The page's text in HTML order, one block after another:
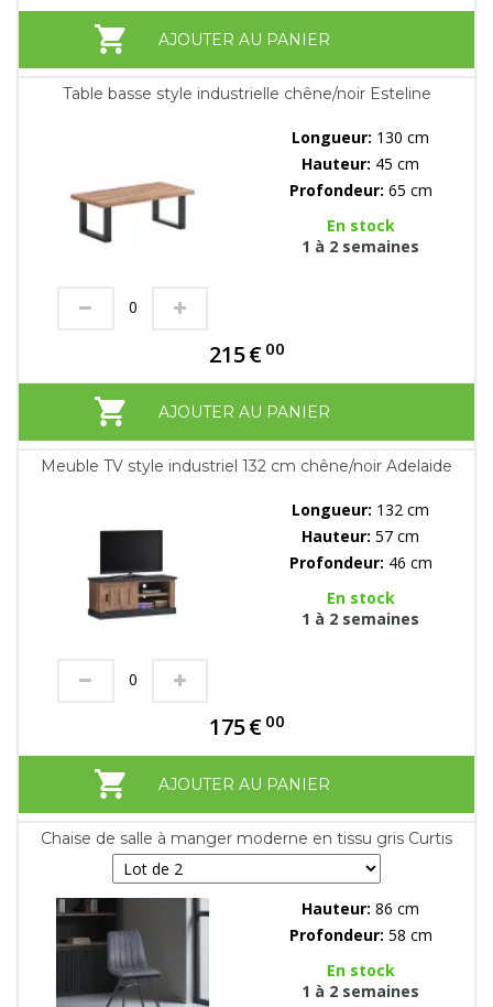
AJOUTER AU PANIER
Table basse style industrielle chêne/noir Esteline
Longueur: 130 cm
Hauteur: 45 cm
Profondeur: 65 cm
En stock
1 à 2 semaines
215€ 00
AJOUTER AU PANIER
Meuble TV style industriel 132 cm chêne/noir Adelaide
Longueur: 132 cm
Hauteur: 57 cm
Profondeur: 46 cm
En stock
1 à 2 semaines
175€ 00
AJOUTER AU PANIER
Chaise de salle à manger moderne en tissu gris Curtis
Hauteur: 86 cm
Profondeur: 58 cm
En stock
1 à 2 semaines